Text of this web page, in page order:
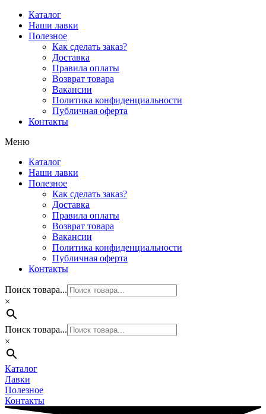
Перейти
содержимому
Каталог
Наши лавки
Полезное
Как сделать заказ?
Доставка
Правила оплаты
Возврат товара
Вакансии
Политика конфиденциальности
Публичная оферта
Контакты
Меню
Каталог
Наши лавки
Полезное
Как сделать заказ?
Доставка
Правила оплаты
Возврат товара
Вакансии
Политика конфиденциальности
Публичная оферта
Контакты
Поиск товара...
×
Поиск товара...
×
Каталог
Лавки
Полезное
Контакты